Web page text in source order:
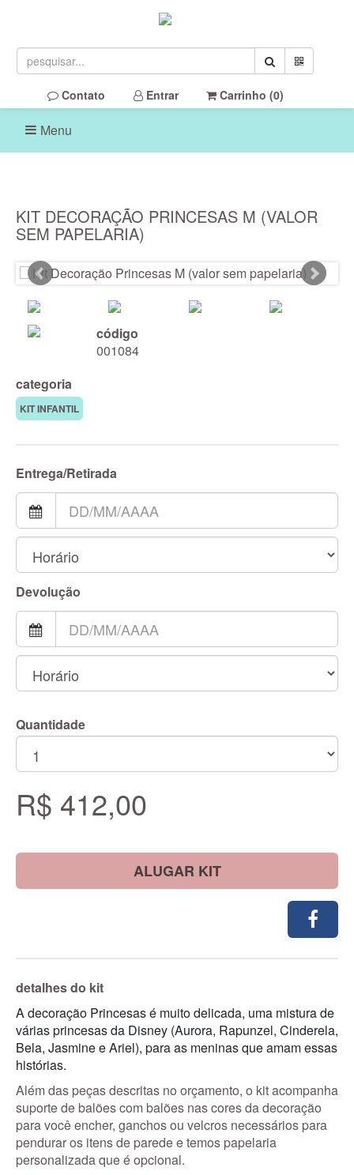
Contato Entrar Carrinho (0)
Menu
KIT DECORAÇÃO PRINCESAS M (VALOR
SEM PAPELARIA)
código
001084
categoria
KIT INFANTIL
Entrega/Retirada
Devolução
Quantidade
R$ 412,00
ALUGAR KIT
detalhes do kit
A decoração Princesas é muito delicada, uma mistura de
várias princesas da Disney (Aurora, Rapunzel, Cinderela,
Bela, Jasmine e Ariel), para as meninas que amam essas
histórias.
Além das peças descritas no orçamento, o kit acompanha
suporte de balões com balões nas cores da decoração
para você encher, ganchos ou velcros necessários para
pendurar os itens de parede e temos papelaria
personalizada que é opcional.